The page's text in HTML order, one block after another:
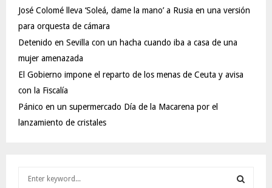
José Colomé lleva ‘Soleá, dame la mano’ a Rusia en una versión
para orquesta de cámara
Detenido en Sevilla con un hacha cuando iba a casa de una
mujer amenazada
El Gobierno impone el reparto de los menas de Ceuta y avisa
con la Fiscalía
Pánico en un supermercado Día de la Macarena por el
lanzamiento de cristales